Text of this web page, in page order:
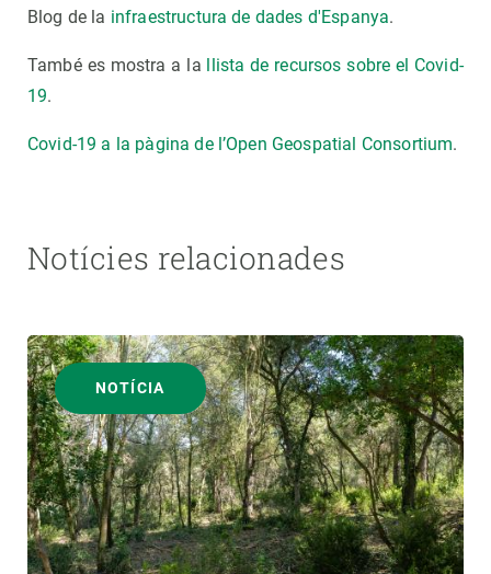
Blog de la infraestructura de dades d'Espanya.
També es mostra a la llista de recursos sobre el Covid-
19.
Covid-19 a la pàgina de l’Open Geospatial Consortium.
Notícies relacionades
NOTÍCIA